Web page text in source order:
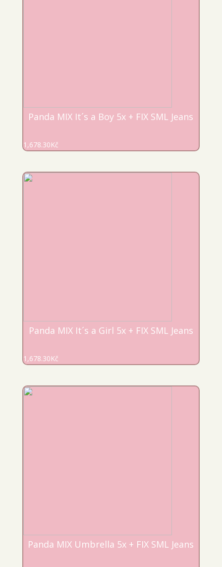
Panda MIX It´s a Boy 5x + FIX SML Jeans
1,678.30Kč
Panda MIX It´s a Girl 5x + FIX SML Jeans
1,678.30Kč
Panda MIX Umbrella 5x + FIX SML Jeans